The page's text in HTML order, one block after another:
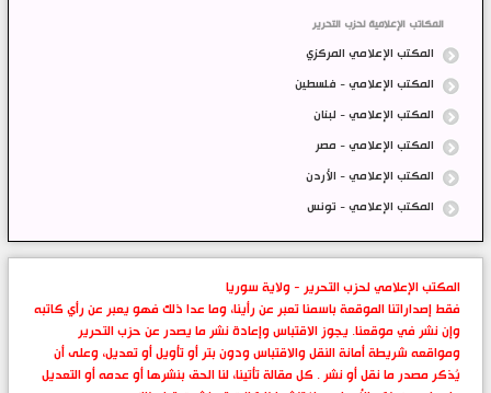
المكاتب الإعلامية لحزب التحرير
المكتب الإعلامي المركزي
المكتب الإعلامي - فلسطين
المكتب الإعلامي - لبنان
المكتب الإعلامي - مصر
المكتب الإعلامي - الأردن
المكتب الإعلامي - تونس
المكتب الإعلامي لحزب التحرير - ولاية سوريا
فقط إصداراتنا الموقعة باسمنا تعبر عن رأينا، وما عدا ذلك فهو يعبر عن رأي كاتبه
وإن نشر في موقعنا. يجوز الاقتباس وإعادة نشر ما يصدر عن حزب التحرير
ومواقعه شريطة أمانة النقل والاقتباس ودون بتر أو تأويل أو تعديل، وعلى أن
يُذكر مصدر ما نقل أو نشر . كل مقالة تأتينا، لنا الحق بنشرها أو عدمه أو التعديل